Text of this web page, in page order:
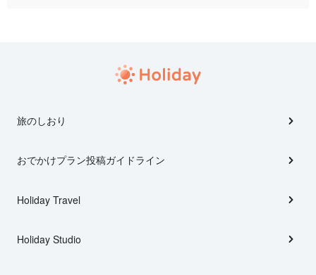
旅のしおり
おでかけプラン投稿ガイドライン
Holiday Travel
Holiday Studio